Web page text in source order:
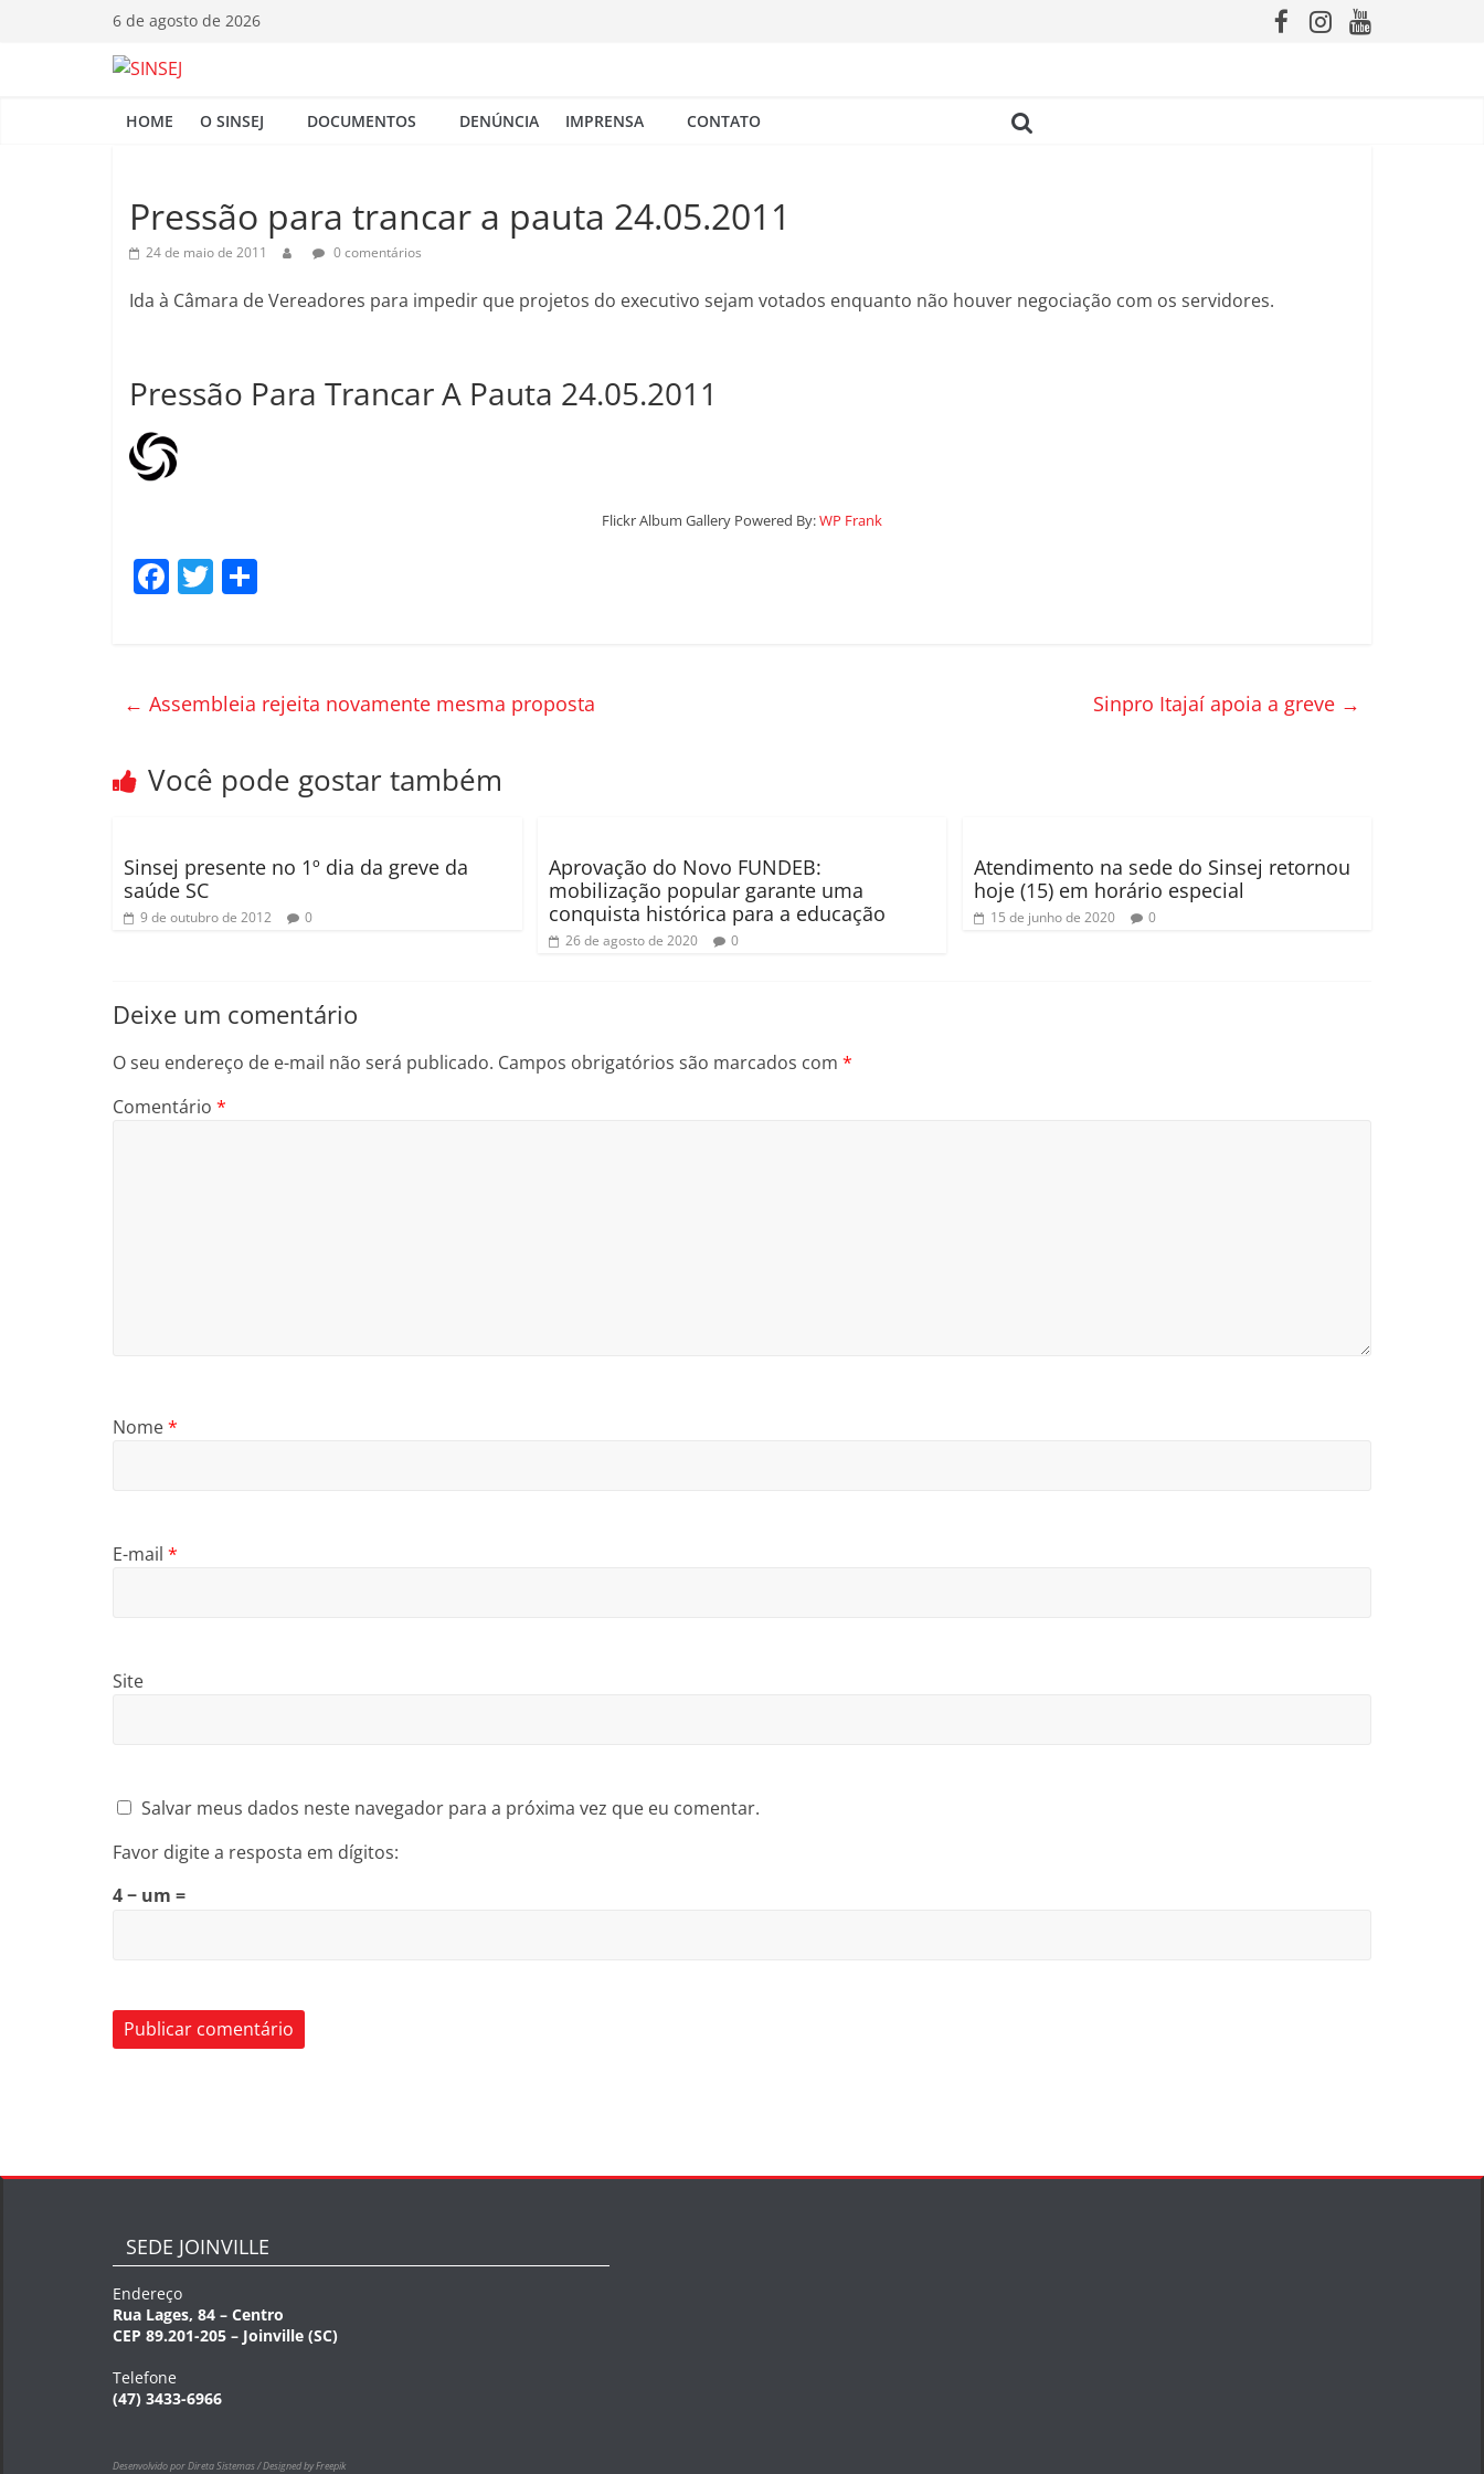
6 de agosto de 2026
S
N
S
HOME O SINSEJ DOCUMENTOS DENÚNCIA IMPRENSA CONTATO
Pressão para trancar a pauta 24.05.2011
24 de maio de 2011 0 comentários
Ida à Câmara de Vereadores para impedir que projetos do executivo sejam votados enquanto não houver negociação com os servidores.
Pressão Para Trancar A Pauta 24.05.2011
Flickr Album Gallery Powered By:WP Frank
F
b
o
T
ar
h
← Assembleia rejeita novamente mesma proposta Sinpro Itajaí apoia a greve →
Você pode gostar também
Sinsej presente no 1º dia da greve da
saúde SC
9 de outubro de 2012 0
Aprovação do Novo FUNDEB:
mobilização popular garante uma
conquista histórica para a educação
26 de agosto de 2020 0
Atendimento na sede do Sinsej retornou
hoje (15) em horário especial
15 de junho de 2020 0
Deixe um comentário
O seu endereço de e-mail não será publicado. Campos obrigatórios são marcados com *
Comentário *
Nome*
E-mail *
Site
Salvar meus dados neste navegador para a próxima vez que eu comentar.
Favor digite a resposta em dígitos:
4 − um =
SEDE JOINVILLE
Endereço
Rua Lages, 84 – Centro
CEP 89.201-205 – Joinville (SC)
Telefone
(47) 3433-6966
Desenvolvido por Direta Sistemas /Designed by Freepik